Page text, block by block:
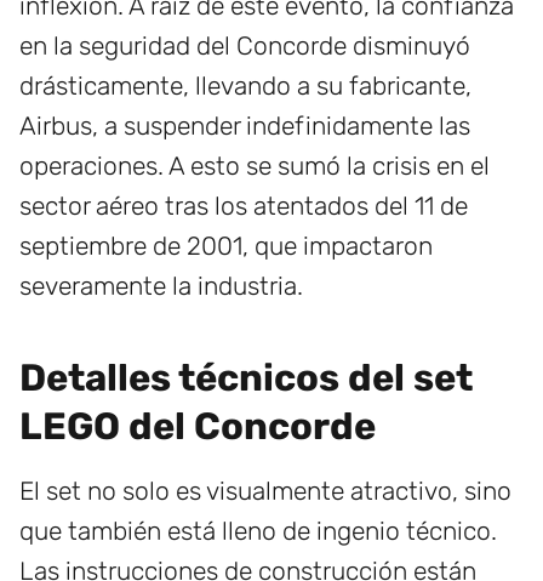
en la seguridad del Concorde disminuyó
drásticamente, llevando a su fabricante,
Airbus, a suspender indefinidamente las
operaciones. A esto se sumó la crisis en el
sector aéreo tras los atentados del 11 de
septiembre de 2001, que impactaron
severamente la industria.
Detalles técnicos del set
LEGO del Concorde
El set no solo es visualmente atractivo, sino
que también está lleno de ingenio técnico.
Las instrucciones de construcción están